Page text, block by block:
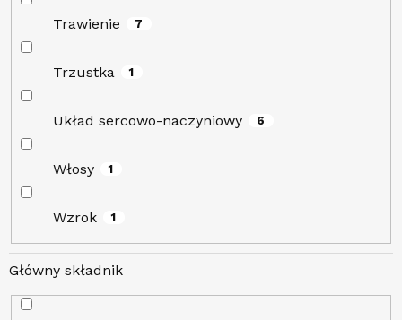
Trawienie 7
Trzustka 1
Układ sercowo-naczyniowy 6
Włosy 1
Wzrok 1
Główny składnik